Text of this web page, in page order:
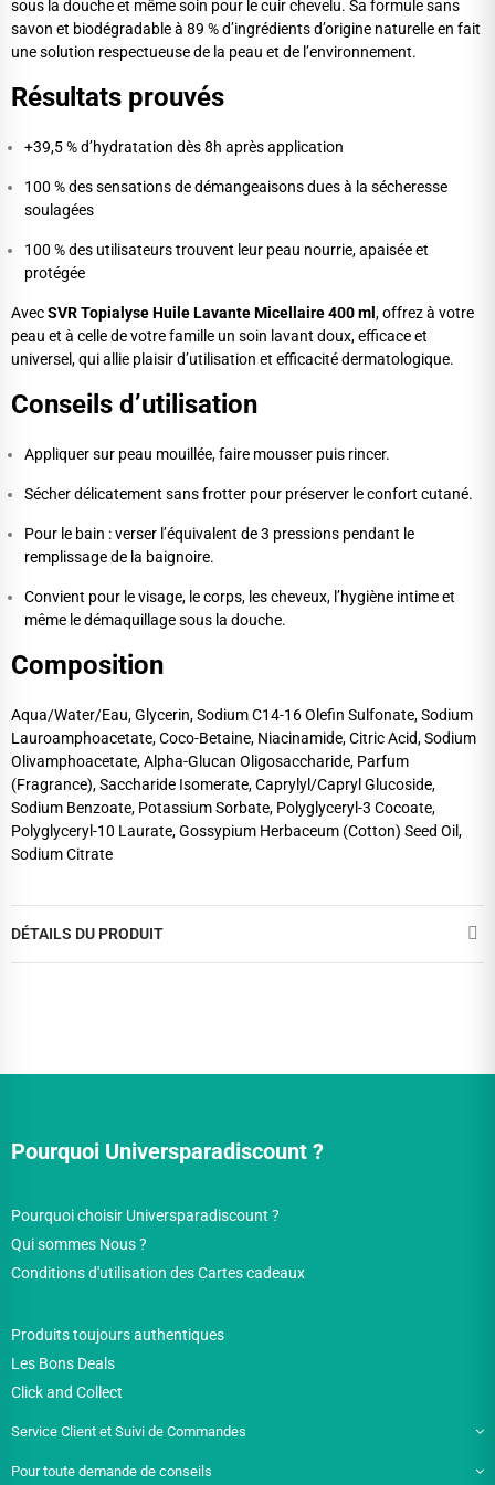
sous la douche et même soin pour le cuir chevelu. Sa formule sans
savon et biodégradable à 89 % d’ingrédients d’origine naturelle en fait
une solution respectueuse de la peau et de l’environnement.
Résultats prouvés
+39,5 % d’hydratation dès 8h après application
100 % des sensations de démangeaisons dues à la sécheresse
soulagées
100 % des utilisateurs trouvent leur peau nourrie, apaisée et
protégée
AvecSVR Topialyse Huile Lavante Micellaire 400 ml , offrez à votre
peau et à celle de votre famille un soin lavant doux, efficace et
universel, qui allie plaisir d’utilisation et efficacité dermatologique.
Conseils d’utilisation
Appliquer sur peau mouillée, faire mousser puis rincer.
Sécher délicatement sans frotter pour préserver le confort cutané.
Pour le bain : verser l’équivalent de 3 pressions pendant le
remplissage de la baignoire.
Convient pour le visage, le corps, les cheveux, l’hygiène intime et
même le démaquillage sous la douche.
Composition
Aqua/Water/Eau, Glycerin, Sodium C14-16 Olefin Sulfonate, Sodium
Lauroamphoacetate, Coco-Betaine, Niacinamide, Citric Acid, Sodium
Olivamphoacetate, Alpha-Glucan Oligosaccharide, Parfum
(Fragrance), Saccharide Isomerate, Caprylyl/Capryl Glucoside,
Sodium Benzoate, Potassium Sorbate, Polyglyceryl-3 Cocoate,
Polyglyceryl-10 Laurate, Gossypium Herbaceum (Cotton) Seed Oil,
Sodium Citrate
DÉTAILS DU PRODUIT
Pourquoi Universparadiscount ?
Pourquoi choisir Universparadiscount ?
Qui sommes Nous ?
Conditions d'utilisation des Cartes cadeaux
Produits toujours authentiques
Les Bons Deals
Click and Collect
Service Client et Suivi de Commandes
Pour toute demande de conseils